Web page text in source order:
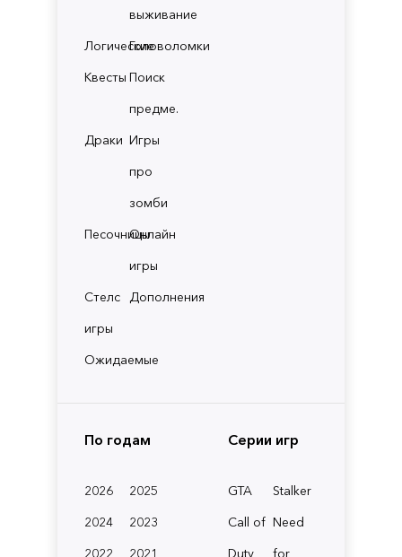
выживание
ЛогическиеГоловоломки
Квесты Поиск
предме.
Драки Игры
про
зомби
ПесочницыОнлайн
игры
Стелс
игры
Дополнения
Ожидаемые
По годам
2026
2025
2024
2023
2022
2021
Серии игр
GTA
Stalker
Call of
Duty
Need
for